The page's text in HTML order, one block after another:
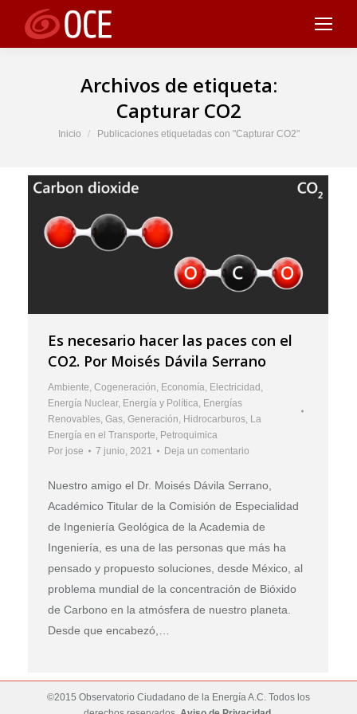
Archivos de etiqueta:
Capturar CO2
Estás aquí:
Inicio Publicaciones etiquetadas con "Capturar CO2"
Es necesario hacer las paces con el
CO2. Por Moisés Dávila Serrano
Ambiente Cogeneración Economía Electricidad
Energía Nuclear, Energía y Política Energías
Renovables Gas Generación Hidrocarburos La
Energía en el Transporte Petroquimica
Por jose 7 junio, 2021 Deja un comentario
Nuestro amigo el Dr. Moisés Dávila Serrano,
Académico Titular de la Comisión de Especialidad
de Ingeniería Geológica de la Academia de
Ingeniería, es una de las personas que más ha
pensado y propuesto soluciones, desde México, al
problema mundial de la concentración de Bióxido
de Carbono en la atmósfera de nuestro planeta.
Desde que encabezó,…
©2015 Observatorio Ciudadano de la Energía A.C. Todos los